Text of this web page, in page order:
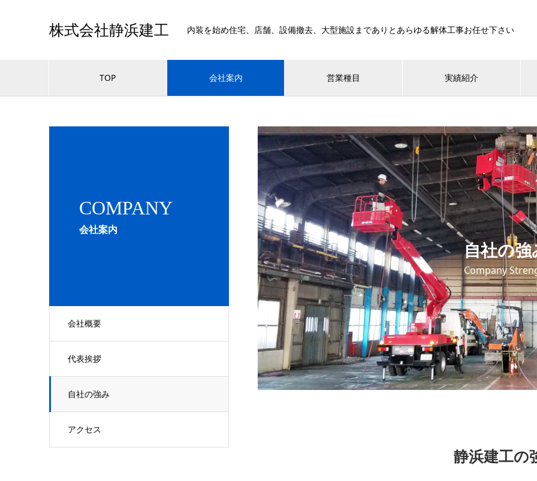
株式会社静浜建工 内装を始め住宅、店舗、設備撤去、大型施設までありとあらゆる解体工事お任せ下さい
TOP 会社案内 営業種目 実績紹介
COMPANY
会社案内
会社概要
代表挨拶
自社の強み
アクセス
自社の強
Company
静浜建工の